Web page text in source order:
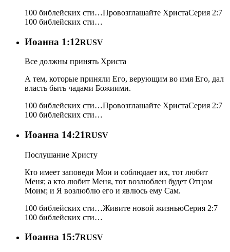
100 библейских сти…Провозглашайте ХристаСерия 2:7
100 библейских сти…
Иоанна 1:12RUSV
Все должны принять Христа
А тем, которые приняли Его, верующим во имя Его, дал
власть быть чадами Божиими.
100 библейских сти…Провозглашайте ХристаСерия 2:7
100 библейских сти…
Иоанна 14:21RUSV
Послушание Христу
Кто имеет заповеди Мои и соблюдает их, тот любит
Меня; а кто любит Меня, тот возлюблен будет Отцом
Моим; и Я возлюблю его и явлюсь ему Сам.
100 библейских сти…Живите новой жизньюСерия 2:7
100 библейских сти…
Иоанна 15:7RUSV